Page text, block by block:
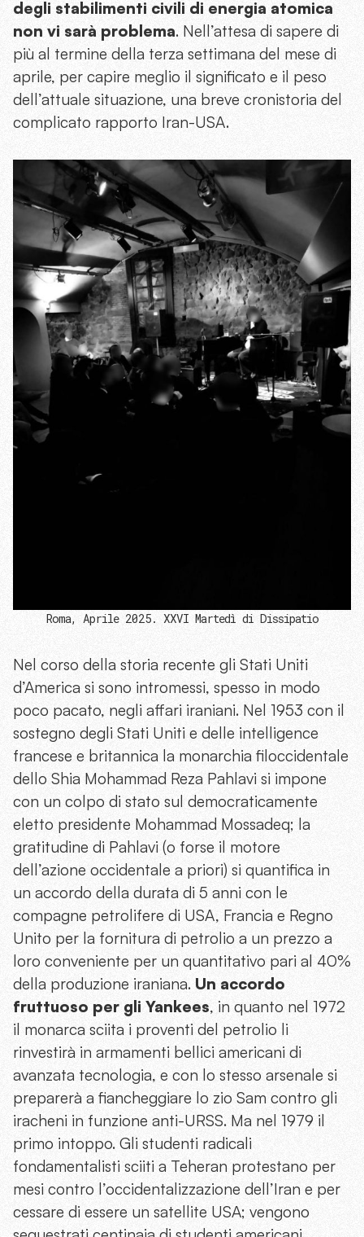
degli stabilimenti civili di energia atomica
non vi sarà problema. Nell’attesa di sapere di
più al termine della terza settimana del mese di
aprile, per capire meglio il significato e il peso
dell’attuale situazione, una breve cronistoria del
complicato rapporto Iran-USA.
Roma, Aprile 2025. XXVI Martedì di Dissipatio
Nel corso della storia recente gli Stati Uniti
d’America si sono intromessi, spesso in modo
poco pacato, negli affari iraniani. Nel 1953 con il
sostegno degli Stati Uniti e delle intelligence
francese e britannica la monarchia filoccidentale
dello Shia Mohammad Reza Pahlavi si impone
con un colpo di stato sul democraticamente
eletto presidente Mohammad Mossadeq; la
gratitudine di Pahlavi (o forse il motore
dell’azione occidentale a priori) si quantifica in
un accordo della durata di 5 anni con le
compagne petrolifere di USA, Francia e Regno
Unito per la fornitura di petrolio a un prezzo a
loro conveniente per un quantitativo pari al 40%
della produzione iraniana. Un accordo
fruttuoso per gli Yankees, in quanto nel 1972
il monarca sciita i proventi del petrolio li
rinvestirà in armamenti bellici americani di
avanzata tecnologia, e con lo stesso arsenale si
preparerà a fiancheggiare lo zio Sam contro gli
iracheni in funzione anti-URSS. Ma nel 1979 il
primo intoppo. Gli studenti radicali
fondamentalisti sciiti a Teheran protestano per
mesi contro l’occidentalizzazione dell’Iran e per
cessare di essere un satellite USA; vengono